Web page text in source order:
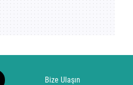
Bize Ulaşın